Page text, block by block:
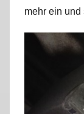
mehr ein und